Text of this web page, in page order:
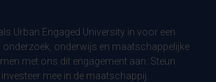
Urban Engaged University in voor een
onderzoek, onderwijs en maatschappelijke
met ons dit engagement aan. Steun
mee in de maatschappij.